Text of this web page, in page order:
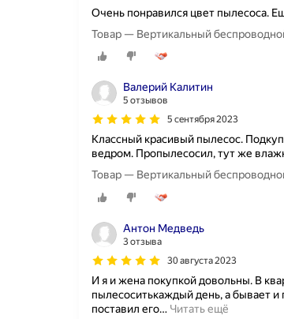
Очень понравился цвет пылесоса.
Товар — Вертикальный
Валерий Калитин
5 отзывов
5 сентября 2023
Классный красивый пылесос.
ведром. Пропылесосил, тут же
Товар — Вертикальный
Антон Медведь
3 отзыва
30 августа 2023
И я и жена покупкой довольны. В
пылесоситькаждый день, а бывает и
поставил его… Читать ещё